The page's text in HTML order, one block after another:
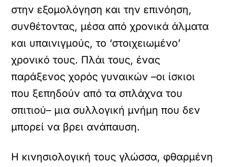
στην εξομολόγηση και την επινόηση,
συνθέτοντας, μέσα από χρονικά άλματα
και υπαινιγμούς, το ‘στοιχειωμένο’
χρονικό τους. Πλάι τους, ένας
παράξενος χορός γυναικών –οι ίσκιοι
που ξεπηδούν από τα σπλάχνα του
σπιτιού– μια συλλογική μνήμη που δεν
μπορεί να βρει ανάπαυση.
Η κινησιολογική τους γλώσσα, φθαρμένη